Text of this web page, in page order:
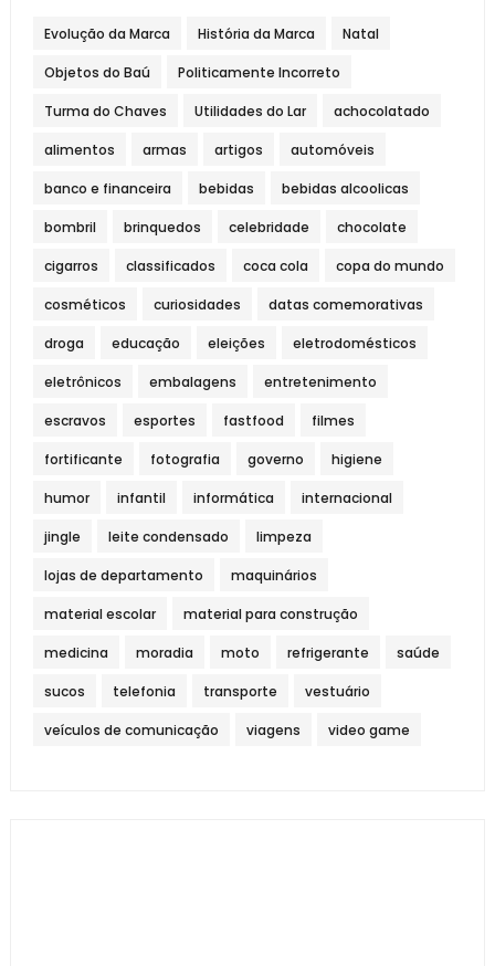
Evolução da Marca História da Marca Natal
Objetos do Baú Politicamente Incorreto
Turma do Chaves Utilidades do Lar achocolatado
alimentos armas artigos automóveis
banco e financeira bebidas bebidas alcoolicas
bombril brinquedos celebridade chocolate
cigarros classificados coca cola copa do mundo
cosméticos curiosidades datas comemorativas
droga educação eleições eletrodomésticos
eletrônicos embalagens entretenimento
escravos esportes fastfood filmes
fortificante fotografia governo higiene
humor infantil informática internacional
jingle leite condensado limpeza
lojas de departamento maquinários
material escolar material para construção
medicina moradia moto refrigerante saúde
sucos telefonia transporte vestuário
veículos de comunicação viagens video game